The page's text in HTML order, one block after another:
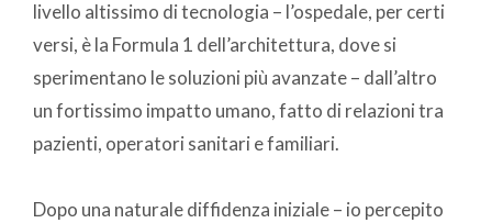
livello altissimo di tecnologia – l’ospedale, per certi
versi, è la Formula 1 dell’architettura, dove si
sperimentano le soluzioni più avanzate – dall’altro
un fortissimo impatto umano, fatto di relazioni tra
pazienti, operatori sanitari e familiari.
Dopo una naturale diffidenza iniziale – io percepito